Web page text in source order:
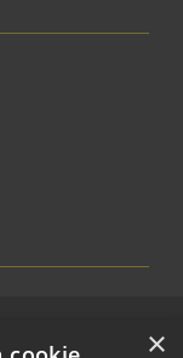
© 2026 • Comune di×